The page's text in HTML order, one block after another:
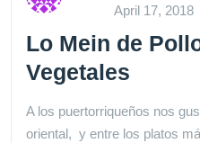
April 17, 2018
Lo Mein de
Vegetales
A los puertorriqueños nos
oriental, y entre los platos